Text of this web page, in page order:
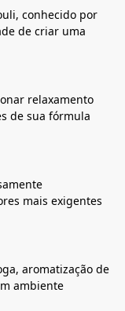
conhecido por
de criar uma
relaxamento
de sua fórmula
mais exigentes
aromatização de
ambiente